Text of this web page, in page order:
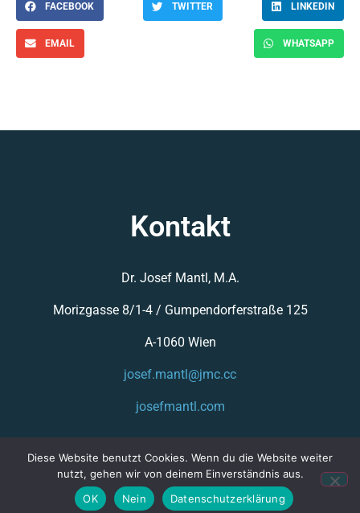
FACEBOOK TWITTER LINKEDIN
EMAIL WHATSAPP
Kontakt
Dr. Josef Mantl, M.A.
Morizgasse 8/1-4 / Gumpendorferstraße 125
A-1060 Wien
josef.mantl@jmc.cc
josefmantl.com
Diese Website benutzt Cookies. Wenn du die Website weiter
nutzt, gehen wir von deinem Einverständnis aus.
OK
Nein Datenschutzerklärung